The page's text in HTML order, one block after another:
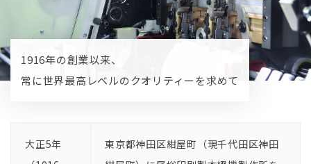
1916年の創業以来、
常に世界最⾼レベルのクオリティーを求めて
⼤正5年
東京都神⽥区紺屋町（現千代⽥区神⽥